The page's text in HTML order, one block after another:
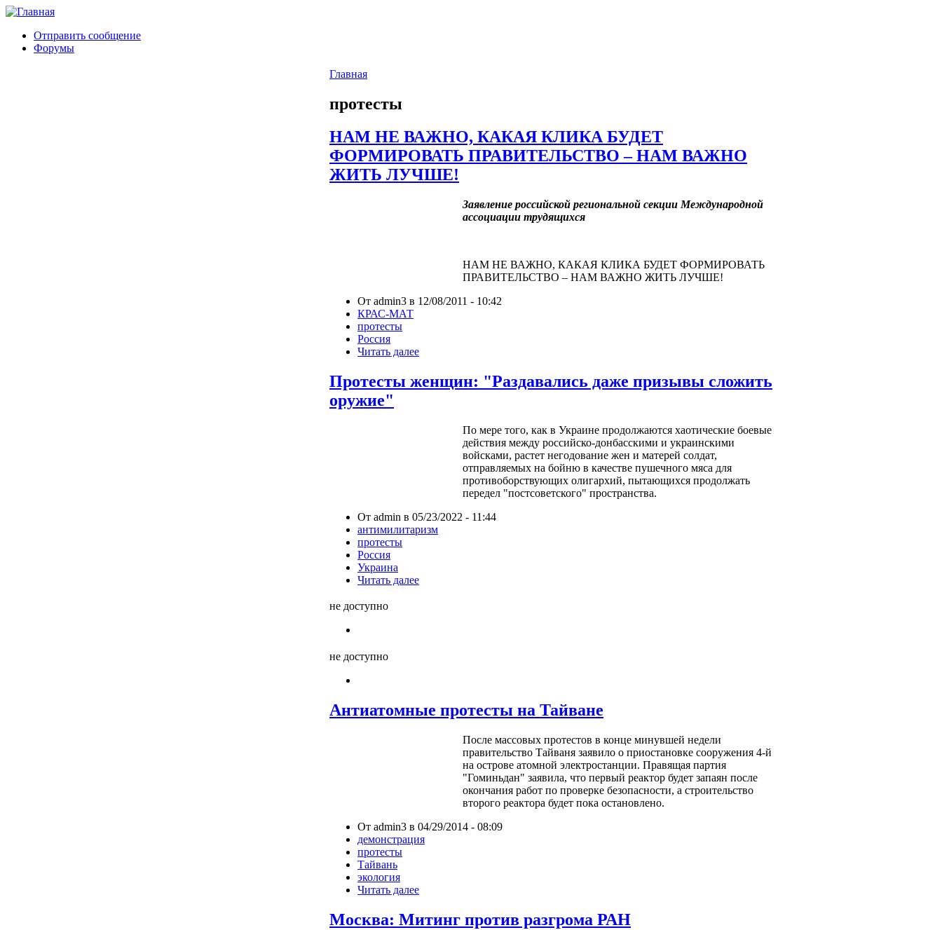
Отправить сообщение
Форумы
Главная
протесты
НАМ НЕ ВАЖНО, КАКАЯ КЛИКА БУДЕТ
ФОРМИРОВАТЬ ПРАВИТЕЛЬСТВО – НАМ ВАЖНО
ЖИТЬ ЛУЧШЕ!
Заявление российской региональной секции Международной
ассоциации трудящихся
НАМ НЕ ВАЖНО, КАКАЯ КЛИКА БУДЕТ ФОРМИРОВАТЬ
ПРАВИТЕЛЬСТВО – НАМ ВАЖНО ЖИТЬ ЛУЧШЕ!
От admin3 в 12/08/2011 - 10:42
КРАС-МАТ
протесты
Россия
Читать далее
Протесты женщин: "Раздавались даже призывы сложить
оружие"
По мере того, как в Украине продолжаются хаотические боевые
действия между российско-донбасскими и украинскими
войсками, растет негодование жен и матерей солдат,
отправляемых на бойню в качестве пушечного мяса для
противоборствующих олигархий, пытающихся продолжать
передел "постсоветского" пространства.
От admin в 05/23/2022 - 11:44
антимилитаризм
протесты
Россия
Украина
Читать далее
не доступно
не доступно
Антиатомные протесты на Тайване
После массовых протестов в конце минувшей недели
правительство Тайваня заявило о приостановке сооружения 4-й
на острове атомной электростанции. Правящая партия
"Гоминьдан" заявила, что первый реактор будет запаян после
окончания работ по проверке безопасности, а строительство
второго реактора будет пока остановлено.
От admin3 в 04/29/2014 - 08:09
демонстрация
протесты
Тайвань
экология
Читать далее
Москва: Митинг против разгрома РАН